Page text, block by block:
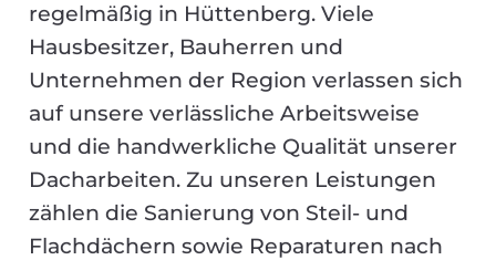
regelmäßig in Hüttenberg. Viele
Hausbesitzer, Bauherren und
Unternehmen der Region verlassen sich
auf unsere verlässliche Arbeitsweise
und die handwerkliche Qualität unserer
Dacharbeiten. Zu unseren Leistungen
zählen die Sanierung von Steil- und
Flachdächern sowie Reparaturen nach